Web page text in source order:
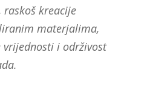
raskoš kreacije
materjalima,
vrijednosti i održivost